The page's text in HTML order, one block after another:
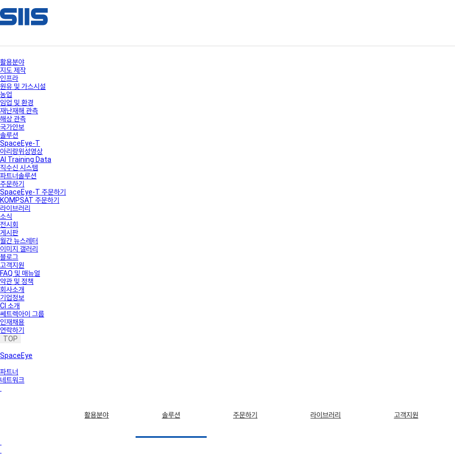
활용분야
지도 제작
인프라
원유 및 가스시설
농업
임업 및 환경
재난재해 관측
해상 관측
국가안보
솔루션
SpaceEye-T
아리랑위성영상
AI Training Data
직수신 시스템
파트너솔루션
주문하기
SpaceEye-T 주문하기
KOMPSAT 주문하기
라이브러리
소식
전시회
게시판
월간 뉴스레터
이미지 갤러리
블로그
고객지원
FAQ 및 매뉴얼
약관 및 정책
회사소개
기업정보
CI 소개
쎄트렉아이 그룹
인재채용
연락하기
TOP
SpaceEye
파트너
네트워크
활용분야 솔루션 주문하기 라이브러리 고객지원